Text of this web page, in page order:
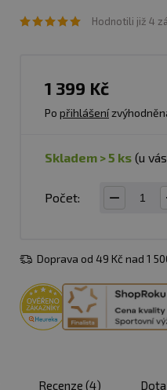
Hodnotili již 4
1 399 Kč
Po přihlášení
skladem > 5 ks (u vás
Počet:
Doprava od 49 Kč nad 1
Recenze (4)